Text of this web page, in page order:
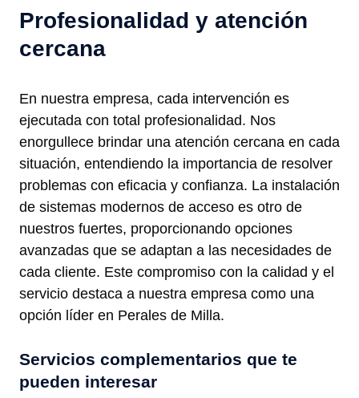
Profesionalidad y atención
cercana
En nuestra empresa, cada intervención es
ejecutada con total profesionalidad. Nos
enorgullece brindar una atención cercana en cada
situación, entendiendo la importancia de resolver
problemas con eficacia y confianza. La instalación
de sistemas modernos de acceso es otro de
nuestros fuertes, proporcionando opciones
avanzadas que se adaptan a las necesidades de
cada cliente. Este compromiso con la calidad y el
servicio destaca a nuestra empresa como una
opción líder en Perales de Milla.
Servicios complementarios que te
pueden interesar